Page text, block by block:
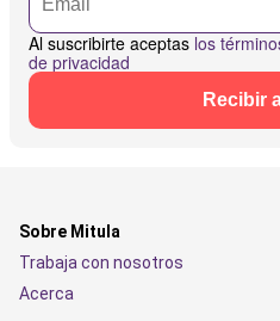
Al suscribirte aceptas los
de privacidad
Recibir
Sobre Mitula
Trabaja con nosotros
Acerca